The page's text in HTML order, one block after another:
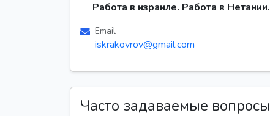
Работа в израиле. Работа в Нетании.
Email
iskrakovrov@gmail.com
Часто задаваемые вопросы